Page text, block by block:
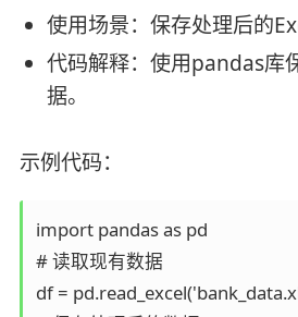
使用场景：保存处理后的
代码解释：使用pandas库
据。
示例代码：
import pandas as pd
# 读取现有数据
df =